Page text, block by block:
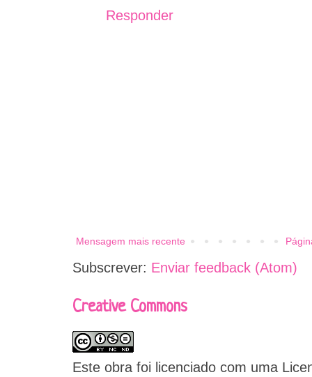
Responder
Mensagem mais recente
Subscrever: Enviar feedback (Atom)
Creative Commons
Este obra foi licenciado com uma